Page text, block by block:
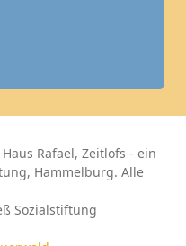
Rafael, Zeitlofs - ein
Hammelburg. Alle
Sozialstiftung